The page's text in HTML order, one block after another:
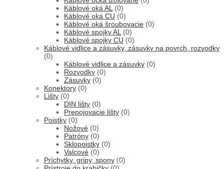
Káblové oká AL (0)
Káblové oká CU (0)
Káblové oká šroubovacie (0)
Káblové spojky AL (0)
Káblové spojky CU (0)
Káblové vidlice a zásuvky, zásuvky na povrch, rozvodky
(0)
Káblové vidlice a zásuvky (0)
Rozvodky (0)
Zásuvky (0)
Konektory (0)
Lišty (0)
DIN lišty (0)
Prepojovacie lišty (0)
Poistky (0)
Nožové (0)
Patróny (0)
Sklopoistky (0)
Valcové (0)
Príchytky, gripy, spony (0)